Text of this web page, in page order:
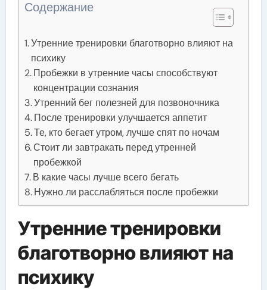
Содержание
Утренние тренировки благотворно влияют на
психику
Пробежки в утренние часы способствуют
концентрации сознания
Утренний бег полезней для позвоночника
После тренировки улучшается аппетит
Те, кто бегает утром, лучше спят по ночам
Стоит ли завтракать перед утренней
пробежкой
В какие часы лучше всего бегать
Нужно ли расслабляться после пробежки
Утренние тренировки
благотворно влияют на
психику